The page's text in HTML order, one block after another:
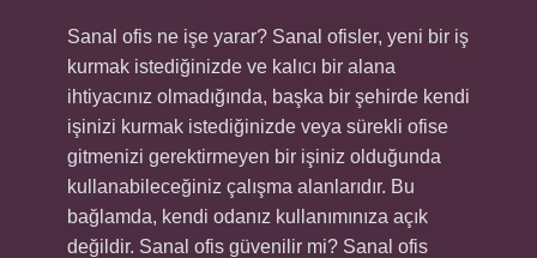
Sanal ofis ne işe yarar? Sanal ofisler, yeni bir iş
kurmak istediğinizde ve kalıcı bir alana
ihtiyacınız olmadığında, başka bir şehirde kendi
işinizi kurmak istediğinizde veya sürekli ofise
gitmenizi gerektirmeyen bir işiniz olduğunda
kullanabileceğiniz çalışma alanlarıdır. Bu
bağlamda, kendi odanız kullanımınıza açık
değildir. Sanal ofis güvenilir mi? Sanal ofis